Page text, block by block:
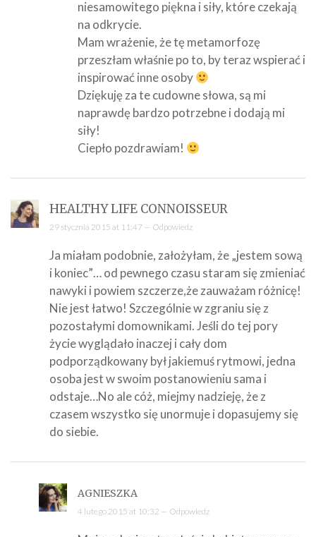
niesamowitego piękna i siły, które czekają
na odkrycie.
Mam wrażenie, że tę metamorfozę
przeszłam właśnie po to, by teraz wspierać i
inspirować inne osoby
Dziękuję za te cudowne słowa, są mi
naprawdę bardzo potrzebne i dodają mi
siły!
Ciepło pozdrawiam!
HEALTHY LIFE CONNOISSEUR
29 stycznia 2015 at 11:47 — Odpowiedz
Ja miałam podobnie, założyłam, że „jestem sową
i koniec”… od pewnego czasu staram się zmieniać
nawyki i powiem szczerze,że zauważam różnicę!
Nie jest łatwo! Szczególnie w zgraniu się z
pozostałymi domownikami. Jeśli do tej pory
życie wyglądało inaczej i cały dom
podporządkowany był jakiemuś rytmowi, jedna
osoba jest w swoim postanowieniu sama i
odstaje…No ale cóż, miejmy nadzieję, że z
czasem wszystko się unormuje i dopasujemy się
do siebie.
AGNIESZKA
4 lutego 2015 at 10:32 — Odpowiedz